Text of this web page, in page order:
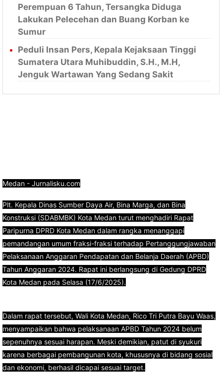
Perempuan 6 Tahun, Tersangka Diduga
Lakukan Pelecehan dan Buang Korban ke
Sumur
Peduli Insan Pers, Kepala Kejaksaan Tinggi
Sumatera Utara Muhibuddin, S.H., M.H,
Jenguk Wartawan Yang Sedang Sakit
Medan - Jurnalisku.com
Plt. Kepala Dinas Sumber Daya Air, Bina Marga, dan Bina
Konstruksi (SDABMBK) Kota Medan turut menghadiri Rapat
Paripurna DPRD Kota Medan dalam rangka menanggapi
pemandangan umum fraksi-fraksi terhadap Pertanggungjawaban
Pelaksanaan Anggaran Pendapatan dan Belanja Daerah (APBD)
Tahun Anggaran 2024. Rapat ini berlangsung di Gedung DPRD
Kota Medan pada Selasa (17/6/2025).
Dalam rapat tersebut, Wali Kota Medan, Rico Tri Putra Bayu Waas,
menyampaikan bahwa pelaksanaan APBD Tahun 2024 belum
sepenuhnya sesuai harapan. Meski demikian, patut di syukuri
karena berbagai pembangunan kota, khususnya di bidang sosial
dan ekonomi, berhasil dicapai sesuai target.